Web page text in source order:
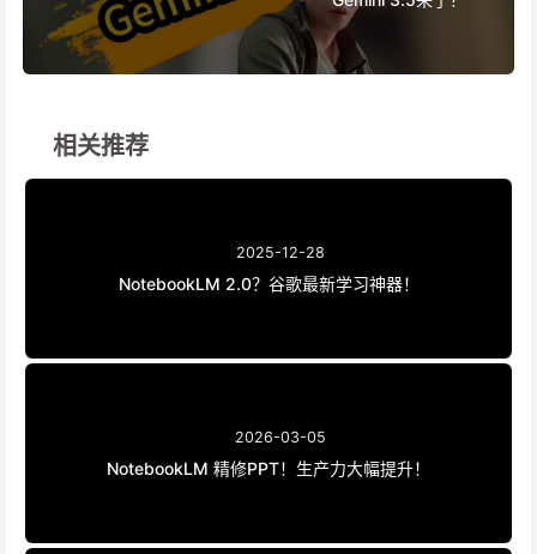
相关推荐
2025-12-28
NotebookLM 2.0？谷歌最新学习神器！
2026-03-05
NotebookLM 精修PPT！生产力大幅提升！